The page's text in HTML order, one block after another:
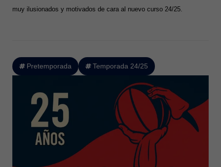
muy ilusionados y motivados de cara al nuevo curso 24/25.
Pretemporada Temporada 24/25